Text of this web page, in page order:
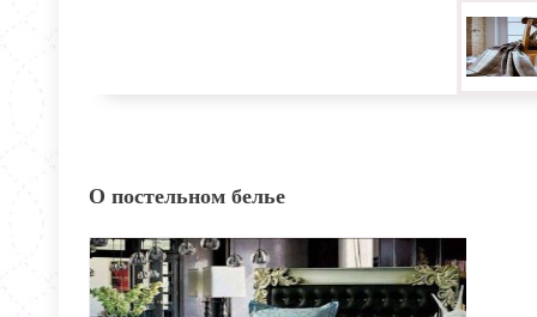
О постельном белье